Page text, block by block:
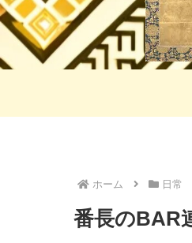
ホーム 日常
番長のBAR